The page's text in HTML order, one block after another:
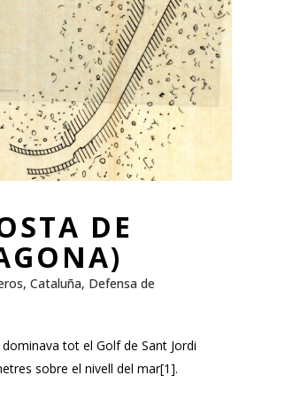
DE
, Cataluña, Defensa de
tot el Golf de Sant Jordi
sobre el nivell del mar[1].